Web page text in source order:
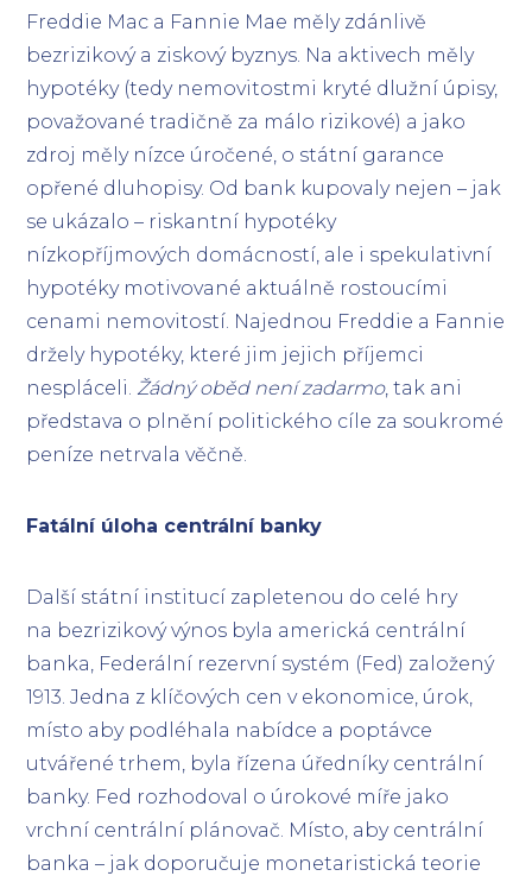
Freddie Mac a Fannie Mae měly zdánlivě
bezrizikový a ziskový byznys. Na aktivech měly
hypotéky (tedy nemovitostmi kryté dlužní úpisy,
považované tradičně za málo rizikové) a jako
zdroj měly nízce úročené, o státní garance
opřené dluhopisy. Od bank kupovaly nejen – jak
se ukázalo – riskantní hypotéky
nízkopříjmových domácností, ale i spekulativní
hypotéky motivované aktuálně rostoucími
cenami nemovitostí. Najednou Freddie a Fannie
držely hypotéky, které jim jejich příjemci
nespláceli.Žádný oběd není zadarmo, tak ani
představa o plnění politického cíle za soukromé
peníze netrvala věčně.
Fatální úloha centrální banky
Další státní institucí zapletenou do celé hry
na bezrizikový výnos byla americká centrální
banka, Federální rezervní systém (Fed) založený
1913. Jedna z klíčových cen v ekonomice, úrok,
místo aby podléhala nabídce a poptávce
utvářené trhem, byla řízena úředníky centrální
banky. Fed rozhodoval o úrokové míře jako
vrchní centrální plánovač. Místo, aby centrální
banka – jak doporučuje monetaristická teorie